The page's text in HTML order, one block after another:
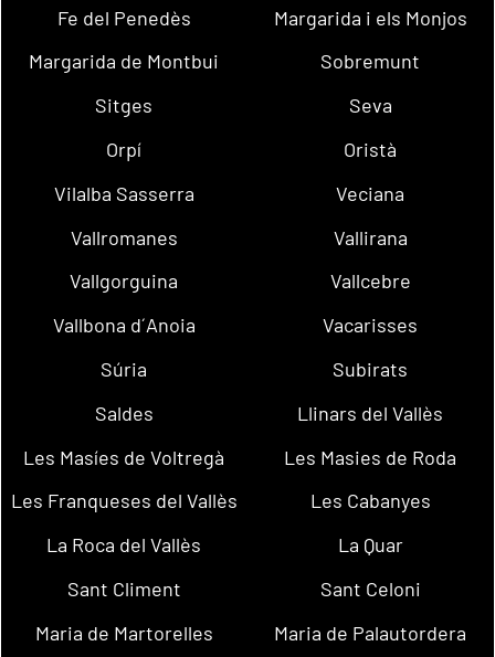
Fe del Penedès
Margarida i els Monjos
Margarida de Montbui
Sobremunt
Sitges
Seva
Orpí
Oristà
Vilalba Sasserra
Veciana
Vallromanes
Vallirana
Vallgorguina
Vallcebre
Vallbona d´Anoia
Vacarisses
Súria
Subirats
Saldes
Llinars del Vallès
Les Masíes de Voltregà
Les Masies de Roda
Les Franqueses del Vallès
Les Cabanyes
La Roca del Vallès
La Quar
Sant Climent
Sant Celoni
Maria de Martorelles
Maria de Palautordera